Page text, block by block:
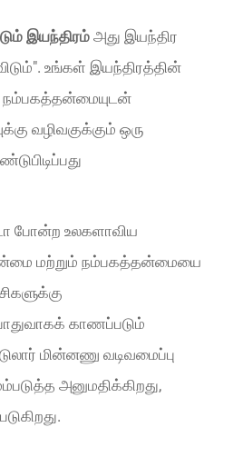
இயந்திரம்அது இயந்திர
உங்கள் இயந்திரத்தின்
வழிவகுக்கும் ஒரு
போன்ற உலகளாவிய
மற்றும் நம்பகத்தன்மையை
காணப்படும்
மின்னணு வடிவமைப்பு
அனுமதிக்கிறது,